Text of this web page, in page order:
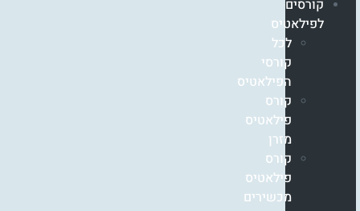
קורסים
לפילאטיס
לכל
קורסי
הפילאטיס
קורס
פילאטיס
מזרן
קורס
פילאטיס
מכשירים